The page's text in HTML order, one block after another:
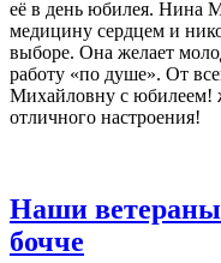
её в день юбилея. Нина
медицину сердцем и
выборе. Она желает
работу «по душе». От
Михайловну с юбилеем!
отличного настроения!
Наши ветераны
бочче